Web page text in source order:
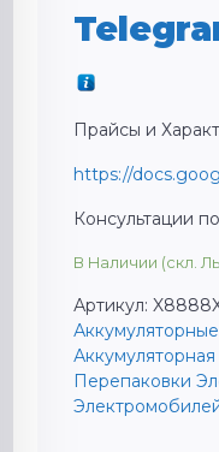
Прайсы и
https://
Консультации
В Наличии (скл.
Артикул:
Перепаковки